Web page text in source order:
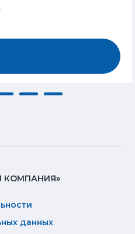
КОМПАНИЯ»
данных